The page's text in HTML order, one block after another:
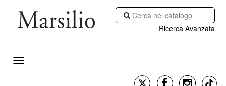
Ricerca Avanzata